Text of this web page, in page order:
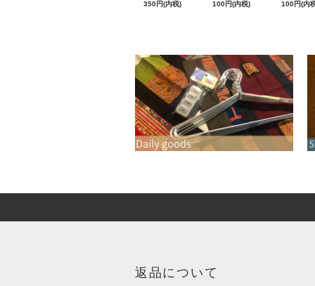
350円(内税)
100円(内税)
100円(内
返品について